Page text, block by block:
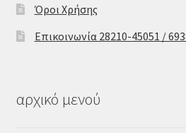
Όροι Χρήσης
Επικοινωνία 28210-45051 /
αρχικό μενού